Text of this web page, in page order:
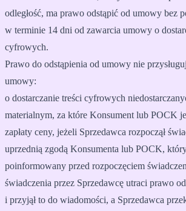
odległość, ma prawo odstąpić od umowy bez
w terminie 14 dni od zawarcia umowy o
cyfrowych.
Prawo do odstąpienia od umowy nie
umowy:
o dostarczanie treści cyfrowych
materialnym, za które Konsument lub POCK
zapłaty ceny, jeżeli Sprzedawca rozpoczął
uprzednią zgodą Konsumenta lub POCK, który
poinformowany przed rozpoczęciem
świadczenia przez Sprzedawcę utraci prawo
i przyjął to do wiadomości, a Sprzedawca